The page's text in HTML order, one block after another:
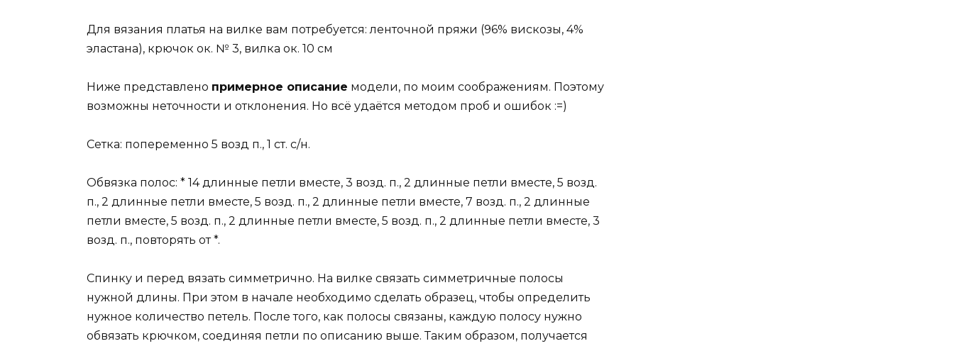
Для вязания платья на вилке вам потребуется: ленточной пряжи (96% вискозы, 4%
эластана), крючок ок. № 3, вилка ок. 10 см
Ниже представлено примерное описание модели, по моим соображениям. Поэтому
возможны неточности и отклонения. Но всё удаётся методом проб и ошибок :=)
Сетка: попеременно 5 возд п., 1 ст. с/н.
Обвязка полос: * 14 длинные петли вместе, 3 возд. п., 2 длинные петли вместе, 5 возд.
п., 2 длинные петли вместе, 5 возд. п., 2 длинные петли вместе, 7 возд. п., 2 длинные
петли вместе, 5 возд. п., 2 длинные петли вместе, 5 возд. п., 2 длинные петли вместе, 3
возд. п., повторять от *.
Спинку и перед вязать симметрично. На вилке связать симметричные полосы
нужной длины. При этом в начале необходимо сделать образец, чтобы определить
нужное количество петель. После того, как полосы связаны, каждую полосу нужно
обвязать крючком, соединяя петли по описанию выше. Таким образом, получается